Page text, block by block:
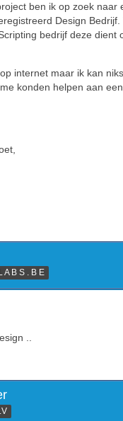
ben ik op zoek naar
Design
bedrijf deze dient
internet maar ik kan
konden helpen aan
A B S . B E
..